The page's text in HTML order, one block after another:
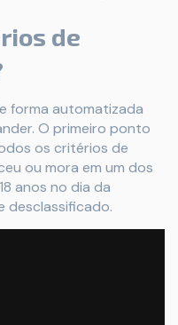
de
forma automatizada
O primeiro ponto
os critérios de
ou mora em um dos
anos no dia da
desclassificado.